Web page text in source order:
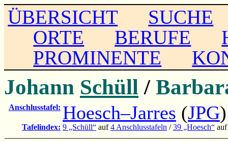
ÜBERSICHT
SUCHE
ORTE
BERUFE
PROMINENTE
Johann Schüll /
Anschlusstafel: Hoesch–Jarres (JPG)
Tafelindex: 9 „Schüll“ auf4 Anschlusstafeln /39 „Hoesch“